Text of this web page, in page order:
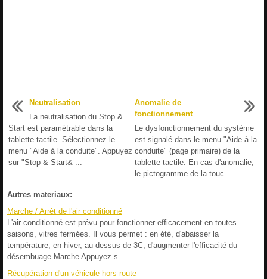
Neutralisation
La neutralisation du Stop &
Start est paramétrable dans la
tablette tactile. Sélectionnez le
menu "Aide à la conduite". Appuyez
sur "Stop & Start& ...
Anomalie de
fonctionnement
Le dysfonctionnement du système
est signalé dans le menu "Aide à la
conduite" (page primaire) de la
tablette tactile. En cas d'anomalie,
le pictogramme de la touc ...
Autres materiaux:
Marche / Arrêt de l'air conditionné
L'air conditionné est prévu pour fonctionner efficacement en toutes
saisons, vitres fermées. Il vous permet : en été, d'abaisser la
température, en hiver, au-dessus de 3C, d'augmenter l'efficacité du
désembuage Marche Appuyez s ...
Récupération d'un véhicule hors route